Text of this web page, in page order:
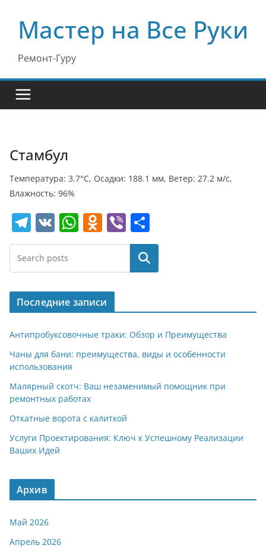
содержимому
Мастер на Все Руки
Ремонт-Гуру
Стамбул
Температура: 3.7°C, Осадки: 188.1 мм, Ветер: 27.2 м/с,
Влажность: 96%
T
el
e
gr
a
m
V
K
W
h
s
A
p
p
O
d
o
kl
a
ss
ni
Vi
b
er
т
п
р
в
и
т
Поиск
Последние записи
Антипробуксовочные траки: Обзор и Преимущества
Чаны для бани: преимущества, виды и особенности
использования
Малярный скотч: Ваш незаменимый помощник при
ремонтных работах
Откатные ворота с калиткой
Услуги Проектирования: Ключ к Успешному Реализации
Ваших Идей
Архив
Май 2026
Апрель 2026